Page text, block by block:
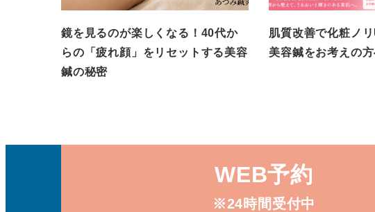
鏡を見るのが楽しくなる！40代か
らの「疲れ顔」をリセットする美容
鍼の秘密
肌質改善で化粧ノ
美容鍼をお考えの
WEB予約
※24時間受付中